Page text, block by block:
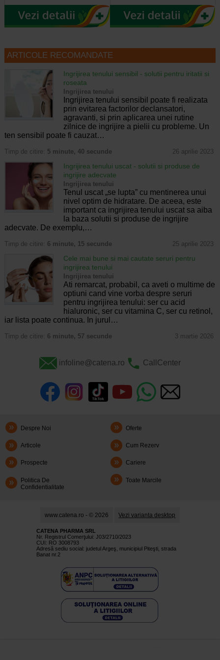
ARTICOLE RECOMANDATE
Ingrijirea tenului sensibil - solutii pentru iritatii si
roseata
Ingrijirea tenului
Ingrijirea tenului sensibil poate fi realizata
prin evitarea factorilor declansatori,
agravanti, si prin aplicarea unei rutine
zilnice de ingrijire a pielii cu probleme. Un
ten sensibil poate fi cauzat…
Timp de citire: 5 minute, 40 secunde 26 aprilie 2023
Ingrijirea tenului uscat - solutii si produse de
ingrijire adecvate
Ingrijirea tenului
Tenul uscat „se lupta” cu mentinerea unui
nivel optim de hidratare. De aceea, este
important ca ingrijirea tenului uscat sa aiba
la baza solutii si produse de ingrijire
adecvate. De exemplu,…
Timp de citire: 6 minute, 15 secunde 25 aprilie 2023
Cele mai bune si mai cautate seruri pentru
ingrijirea tenului
Ingrijirea tenului
Ati remarcat, probabil, ca aveti o multime de
optiuni cand vine vorba despre seruri
pentru ingrijirea tenului: ser cu acid
hialuronic, ser cu vitamina C, ser cu retinol,
iar lista poate continua. In jurul…
Timp de citire: 6 minute, 57 secunde 3 martie 2026
infoline@catena.ro CallCenter
Despre Noi Oferte
Articole Cum Rezerv
Prospecte Cariere
Politica De
Confidentialitate
Toate Marcile
www.catena.ro - © 2026 Vezi varianta desktop
CATENA PHARMA SRL
Nr. Registrul Comerţului: J03/2710/2023
CUI: RO 3008793
Adresă sediu social: judetul Argeş, municipiul Piteşti, strada
Banat nr.2